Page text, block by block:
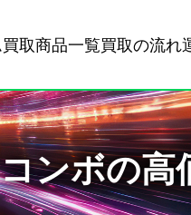
買取商品一覧買取の流れ
ンボの高